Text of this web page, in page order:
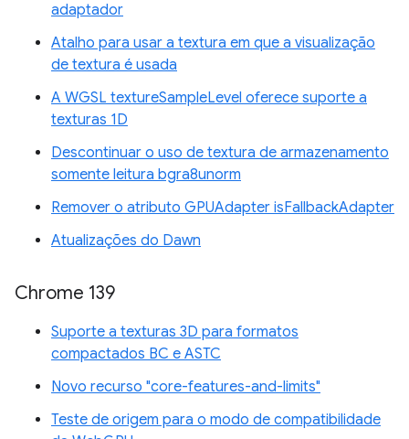
adaptador
Atalho para usar a textura em que a visualização
de textura é usada
A WGSL textureSampleLevel oferece suporte a
texturas 1D
Descontinuar o uso de textura de armazenamento
somente leitura bgra8unorm
Remover o atributo GPUAdapter isFallbackAdapter
Atualizações do Dawn
Chrome 139
Suporte a texturas 3D para formatos
compactados BC e ASTC
Novo recurso "core-features-and-limits"
Teste de origem para o modo de compatibilidade